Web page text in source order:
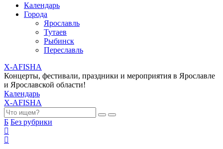
Календарь
Города
Ярославль
Тутаев
Рыбинск
Переславль
X-AFISHA
Концерты, фестивали, праздники и мероприятия в Ярославле
и Ярославской области!
Календарь
X-AFISHA
Б Без рубрики